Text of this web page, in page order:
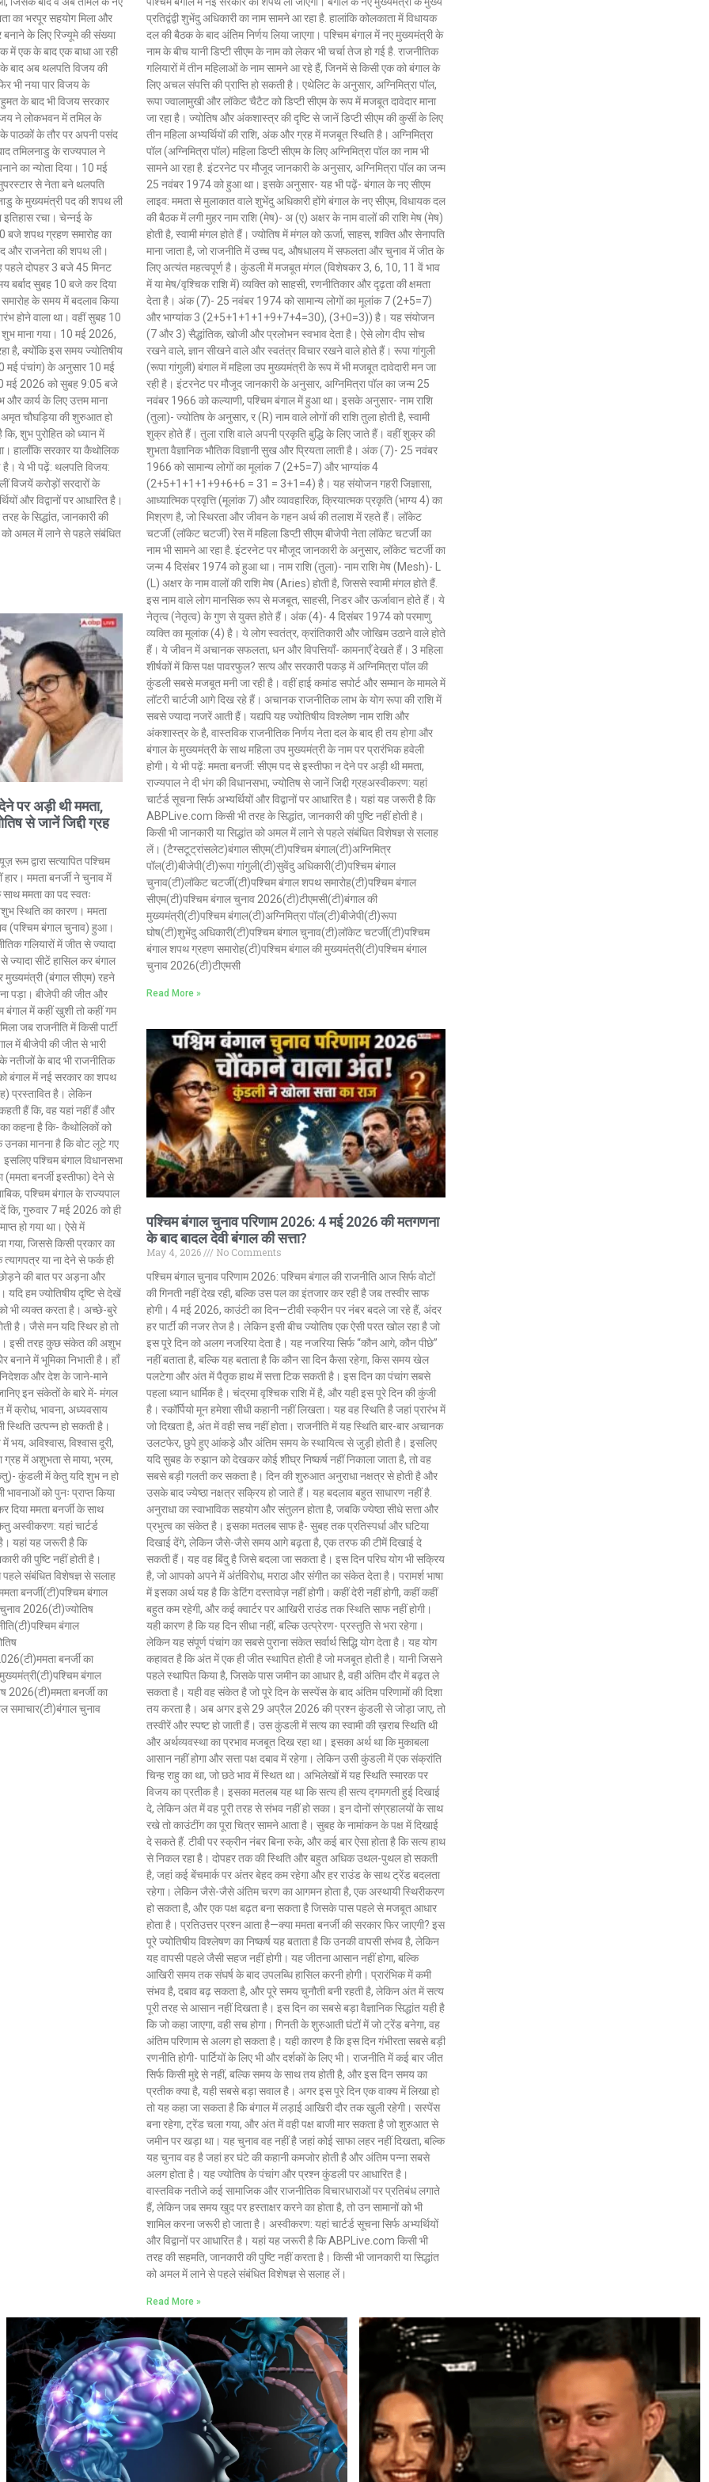
का भरपूर सहयोग मिला और
बनाने के लिए रिज्यूमे की संख्या
में एक के बाद एक बाधा आ रही
बाद अब थलपति विजय की
भी नया पार विजय के
के बाद भी विजय सरकार
ने लोकभवन में तमिल के
पाठकों के तौर पर अपनी पसंद
तमिलनाडु के राज्यपाल ने
का न्योता दिया। 10 मई
से नेता बने थलपति
के मुख्यमंत्री पद की शपथ ली
इतिहास रचा। चेन्नई के
बजे शपथ ग्रहण समारोह का
और राजनेता की शपथ ली।
पहले दोपहर 3 बजे 45 मिनट
बर्बाद सुबह 10 बजे कर दिया
के समय में बदलाव किया
होने वाला था। वहीं सुबह 10
माना गया। 10 मई 2026,
है, क्योंकि इस समय ज्योतिषीय
मई पंचांग) के अनुसार 10 मई
मई 2026 को सुबह 9:05 बजे
कार्य के लिए उत्तम माना
चौघड़िया की शुरुआत हो
कि, शुभ पुरोहित को ध्यान में
हालाँकि सरकार या कैथोलिक
है। ये भी पढ़ें: थलपति विजय:
विजयें करोड़ों सरदारों के
और विद्वानों पर आधारित है।
के सिद्धांत, जानकारी की
को अमल में लाने से पहले संबंधित
प्रतिद्वंद्वी शुभेंदु अधिकारी का नाम सामने आ रहा है. हालांकि कोलकाता में विधायक
दल की बैठक के बाद अंतिम निर्णय लिया जाएगा। पश्चिम बंगाल में नए मुख्यमंत्री के
नाम के बीच यानी डिप्टी सीएम के नाम को लेकर भी चर्चा तेज हो गई है. राजनीतिक
गलियारों में तीन महिलाओं के नाम सामने आ रहे हैं, जिनमें से किसी एक को बंगाल के
लिए अचल संपत्ति की प्राप्ति हो सकती है। एथेलिट के अनुसार, अग्निमित्रा पॉल,
रूपा ज्वालामुखी और लॉकेट चैटैट को डिप्टी सीएम के रूप में मजबूत दावेदार माना
जा रहा है। ज्योतिष और अंकशास्त्र की दृष्टि से जानें डिप्टी सीएम की कुर्सी के लिए
तीन महिला अभ्यर्थियों की राशि, अंक और ग्रह में मजबूत स्थिति है। अग्निमित्रा
पॉल (अग्निमित्रा पॉल) महिला डिप्टी सीएम के लिए अग्निमित्रा पॉल का नाम भी
सामने आ रहा है. इंटरनेट पर मौजूद जानकारी के अनुसार, अग्निमित्रा पॉल का जन्म
25 नवंबर 1974 को हुआ था। इसके अनुसार- यह भी पढ़ें- बंगाल के नए सीएम
लाइव: ममता से मुलाकात वाले शुभेंदु अधिकारी होंगे बंगाल के नए सीएम, विधायक दल
की बैठक में लगी मुहर नाम राशि (मेष)- अ (ए) अक्षर के नाम वालों की राशि मेष (मेष)
होती है, स्वामी मंगल होते हैं। ज्योतिष में मंगल को ऊर्जा, साहस, शक्ति और सेनापति
माना जाता है, जो राजनीति में उच्च पद, औषधालय में सफलता और चुनाव में जीत के
लिए अत्यंत महत्वपूर्ण है। कुंडली में मजबूत मंगल (विशेषकर 3, 6, 10, 11 वें भाव
में या मेष/वृश्चिक राशि में) व्यक्ति को साहसी, रणनीतिकार और दृढ़ता की क्षमता
देता है। अंक (7)- 25 नवंबर 1974 को सामान्य लोगों का मूलांक 7 (2+5=7)
और भाग्यांक 3 (2+5+1+1+1+9+7+4=30), (3+0=3)) है। यह संयोजन
(7 और 3) सैद्धांतिक, खोजी और प्रलोभन स्वभाव देता है। ऐसे लोग दीप सोच
रखने वाले, ज्ञान सीखने वाले और स्वतंत्र विचार रखने वाले होते हैं। रूपा गांगुली
(रूपा गांगुली) बंगाल में महिला उप मुख्यमंत्री के रूप में भी मजबूत दावेदारी मन जा
रही है। इंटरनेट पर मौजूद जानकारी के अनुसार, अग्निमित्रा पॉल का जन्म 25
नवंबर 1966 को कल्याणी, पश्चिम बंगाल में हुआ था। इसके अनुसार- नाम राशि
(तुला)- ज्योतिष के अनुसार, र (R) नाम वाले लोगों की राशि तुला होती है, स्वामी
शुक्र होते हैं। तुला राशि वाले अपनी प्रकृति बुद्धि के लिए जाते हैं। वहीं शुक्र की
शुभता वैज्ञानिक भौतिक विज्ञानी सुख और प्रियता लाती है। अंक (7)- 25 नवंबर
1966 को सामान्य लोगों का मूलांक 7 (2+5=7) और भाग्यांक 4
(2+5+1+1+1+9+6+6 = 31 = 3+1=4) है। यह संयोजन गहरी जिज्ञासा,
आध्यात्मिक प्रवृत्ति (मूलांक 7) और व्यावहारिक, क्रियात्मक प्रकृति (भाग्य 4) का
मिश्रण है, जो स्थिरता और जीवन के गहन अर्थ की तलाश में रहते हैं। लॉकेट
चटर्जी (लॉकेट चटर्जी) रेस में महिला डिप्टी सीएम बीजेपी नेता लॉकेट चटर्जी का
नाम भी सामने आ रहा है. इंटरनेट पर मौजूद जानकारी के अनुसार, लॉकेट चटर्जी का
जन्म 4 दिसंबर 1974 को हुआ था। नाम राशि (तुला)- नाम राशि मेष (Mesh)- L
(L) अक्षर के नाम वालों की राशि मेष (Aries) होती है, जिससे स्वामी मंगल होते हैं.
इस नाम वाले लोग मानसिक रूप से मजबूत, साहसी, निडर और ऊर्जावान होते हैं। ये
नेतृत्व (नेतृत्व) के गुण से युक्त होते हैं। अंक (4)- 4 दिसंबर 1974 को परमाणु
व्यक्ति का मूलांक (4) है। ये लोग स्वतंत्र, क्रांतिकारी और जोखिम उठाने वाले होते
हैं। ये जीवन में अचानक सफलता, धन और विपत्तियाँ- कामनाएँ देखते हैं। 3 महिला
शीर्षकों में किस पक्ष पावरफुल? सत्य और सरकारी पकड़ में अग्निमित्रा पॉल की
कुंडली सबसे मजबूत मनी जा रही है। वहीं हाई कमांड सपोर्ट और सम्मान के मामले में
लॉटरी चार्टजी आगे दिख रहे हैं। अचानक राजनीतिक लाभ के योग रूपा की राशि में
सबसे ज्यादा नजरें आती हैं। यद्यपि यह ज्योतिषीय विश्लेष्ण नाम राशि और
अंकशास्त्र के है, वास्तविक राजनीतिक निर्णय नेता दल के बाद ही तय होगा और
बंगाल के मुख्यमंत्री के साथ महिला उप मुख्यमंत्री के नाम पर प्रारंभिक हवेली
होगी। ये भी पढ़ें: ममता बनर्जी: सीएम पद से इस्तीफा न देने पर अड़ी थी ममता,
राज्यपाल ने दी भंग की विधानसभा, ज्योतिष से जानें जिद्दी ग्रहअस्वीकरण: यहां
चार्टर्ड सूचना सिर्फ अभ्यर्थियों और विद्वानों पर आधारित है। यहां यह जरूरी है कि
ABPLive.com किसी भी तरह के सिद्धांत, जानकारी की पुष्टि नहीं होती है।
किसी भी जानकारी या सिद्धांत को अमल में लाने से पहले संबंधित विशेषज्ञ से सलाह
लें। (टैग्सटूट्रांसलेट)बंगाल सीएम(टी)पश्चिम बंगाल(टी)अग्निमित्र
पॉल(टी)बीजेपी(टी)रूपा गांगुली(टी)सुवेंदु अधिकारी(टी)पश्चिम बंगाल
चुनाव(टी)लॉकेट चटर्जी(टी)पश्चिम बंगाल शपथ समारोह(टी)पश्चिम बंगाल
सीएम(टी)पश्चिम बंगाल चुनाव 2026(टी)टीएमसी(टी)बंगाल की
मुख्यमंत्री(टी)पश्चिम बंगाल(टी)अग्निमित्रा पॉल(टी)बीजेपी(टी)रूपा
घोष(टी)शुभेंदु अधिकारी(टी)पश्चिम बंगाल चुनाव(टी)लॉकेट चटर्जी(टी)पश्चिम
बंगाल शपथ ग्रहण समारोह(टी)पश्चिम बंगाल की मुख्यमंत्री(टी)पश्चिम बंगाल
चुनाव 2026(टी)टीएमसी
Read More »
पर अड़ी थी ममता,
से जानें जिद्दी ग्रह
रूम द्वारा सत्यापित पश्चिम
हार। ममता बनर्जी ने चुनाव में
ममता का पद स्वतः
स्थिति का कारण। ममता
(पश्चिम बंगाल चुनाव) हुआ।
गलियारों में जीत से ज्यादा
ज्यादा सीटें हासिल कर बंगाल
मुख्यमंत्री (बंगाल सीएम) रहने
पड़ा। बीजेपी की जीत और
बंगाल में कहीं खुशी तो कहीं गम
जब राजनीति में किसी पार्टी
में बीजेपी की जीत से भारी
नतीजों के बाद भी राजनीतिक
बंगाल में नई सरकार का शपथ
प्रस्तावित है। लेकिन
हैं कि, वह यहां नहीं हैं और
कहना है कि- कैथोलिकों को
उनका मानना ​​है कि वोट लूटे गए
पश्चिम बंगाल विधानसभा
(ममता बनर्जी इस्तीफा) देने से
पश्चिम बंगाल के राज्यपाल
कि, गुरुवार 7 मई 2026 को ही
हो गया था। ऐसे में
गया, जिससे किसी प्रकार का
या ना देने से फर्क ही
की बात पर अड़ना और
यदि हम ज्योतिषीय दृष्टि से देखें
भी व्यक्त करता है। अच्छे-बुरे
है। जैसे मन यदि स्थिर हो तो
इसी तरह कुछ संकेत की अशुभ
बनाने में भूमिका निभाती है। हाँ
निदेशक और देश के जाने-माने
जानिए इन संकेतों के बारे में- मंगल
क्रोध, भावना, अध्यवसाय
स्थिति उत्पन्न हो सकती है।
भय, अविश्वास, विश्वास दूरी,
ग्रह में अशुभता से माया, भ्रम,
कुंडली में केतु यदि शुभ न हो
भावनाओं को पुनः प्राप्त किया
दिया ममता बनर्जी के साथ
अस्वीकरण: यहां चार्टर्ड
है। यहां यह जरूरी है कि
की पुष्टि नहीं होती है।
पहले संबंधित विशेषज्ञ से सलाह
बनर्जी(टी)पश्चिम बंगाल
2026(टी)ज्योतिष
बंगाल
बनर्जी का
बंगाल
2026(टी)ममता बनर्जी का
समाचार(टी)बंगाल चुनाव
पश्चिम बंगाल चुनाव परिणाम 2026: 4 मई 2026 की मतगणना
के बाद बादल देवी बंगाल की सत्ता?
May 4, 2026
No Comments
पश्चिम बंगाल चुनाव परिणाम 2026: पश्चिम बंगाल की राजनीति आज सिर्फ वोटों
की गिनती नहीं देख रही, बल्कि उस पल का इंतजार कर रही है जब तस्वीर साफ
होगी। 4 मई 2026, काउंटी का दिन—टीवी स्क्रीन पर नंबर बदले जा रहे हैं, अंदर
हर पार्टी की नजर तेज है। लेकिन इसी बीच ज्योतिष एक ऐसी परत खोल रहा है जो
इस पूरे दिन को अलग नजरिया देता है। यह नजरिया सिर्फ “कौन आगे, कौन पीछे”
नहीं बताता है, बल्कि यह बताता है कि कौन सा दिन कैसा रहेगा, किस समय खेल
पलटेगा और अंत में पैतृक हाथ में सत्ता टिक सकती है। इस दिन का पंचांग सबसे
पहला ध्यान धार्मिक है। चंद्रमा वृश्चिक राशि में है, और यही इस पूरे दिन की कुंजी
है। स्कॉर्पियो मून हमेशा सीधी कहानी नहीं लिखता। यह वह स्थिति है जहां प्रारंभ में
जो दिखता है, अंत में वही सच नहीं होता। राजनीति में यह स्थिति बार-बार अचानक
उलटफेर, छुपे हुए आंकड़े और अंतिम समय के स्थायित्व से जुड़ी होती है। इसलिए
यदि सुबह के रुझान को देखकर कोई शीघ्र निष्कर्ष नहीं निकाला जाता है, तो वह
सबसे बड़ी गलती कर सकता है। दिन की शुरुआत अनुराधा नक्षत्र से होती है और
उसके बाद ज्येष्ठा नक्षत्र सक्रिय हो जाते हैं। यह बदलाव बहुत साधारण नहीं है.
अनुराधा का स्वाभाविक सहयोग और संतुलन होता है, जबकि ज्येष्ठा सीधे सत्ता और
प्रभुत्व का संकेत है। इसका मतलब साफ है- सुबह तक प्रतिस्पर्धा और घटिया
दिखाई देंगे, लेकिन जैसे-जैसे समय आगे बढ़ता है, एक तरफ की टीमें दिखाई दे
सकती हैं। यह वह बिंदु है जिसे बदला जा सकता है। इस दिन परिघ योग भी सक्रिय
है, जो आपको अपने में अंर्तविरोध, मराठा और संगीत का संकेत देता है। परामर्श भाषा
में इसका अर्थ यह है कि डेटिंग दस्तावेज़ नहीं होगी। कहीं देरी नहीं होगी, कहीं कहीं
बहुत कम रहेगी, और कई क्वार्टर पर आखिरी राउंड तक स्थिति साफ नहीं होगी।
यही कारण है कि यह दिन सीधा नहीं, बल्कि उत्प्रेरण- प्रस्तुति से भरा रहेगा।
लेकिन यह संपूर्ण पंचांग का सबसे पुराना संकेत सर्वार्थ सिद्धि योग देता है। यह योग
कहावत है कि अंत में एक ही जीत स्थापित होती है जो मजबूत होती है। यानी जिसने
पहले स्थापित किया है, जिसके पास जमीन का आधार है, वही अंतिम दौर में बढ़त ले
सकता है। यही वह संकेत है जो पूरे दिन के सस्पेंस के बाद अंतिम परिणामों की दिशा
तय करता है। अब अगर इसे 29 अप्रैल 2026 की प्रश्न कुंडली से जोड़ा जाए, तो
तस्वीरें और स्पष्ट हो जाती हैं। उस कुंडली में सत्य का स्वामी की ख़राब स्थिति थी
और अर्थव्यवस्था का प्रभाव मजबूत दिख रहा था। इसका अर्थ था कि मुकाबला
आसान नहीं होगा और सत्ता पक्ष दबाव में रहेगा। लेकिन उसी कुंडली में एक संक्रांति
चिन्ह राहु का था, जो छठे भाव में स्थित था। अभिलेखों में यह स्थिति स्मारक पर
विजय का प्रतीक है। इसका मतलब यह था कि सत्य ही सत्य द्गमगती हुई दिखाई
दे, लेकिन अंत में वह पूरी तरह से संभव नहीं हो सका। इन दोनों संग्रहालयों के साथ
रखे तो काउंटींग का पूरा चित्र सामने आता है। सुबह के नामांकन के पक्ष में दिखाई
दे सकते हैं. टीवी पर स्क्रीन नंबर बिना रुके, और कई बार ऐसा होता है कि सत्य हाथ
से निकल रहा है। दोपहर तक की स्थिति और बहुत अधिक उथल-पुथल हो सकती
है, जहां कई बेंचमार्क पर अंतर बेहद कम रहेगा और हर राउंड के साथ ट्रेंड बदलता
रहेगा। लेकिन जैसे-जैसे अंतिम चरण का आगमन होता है, एक अस्थायी स्थिरीकरण
हो सकता है, और एक पक्ष बढ़त बना सकता है जिसके पास पहले से मजबूत आधार
होता है। प्रतिउत्तर प्रश्न आता है—क्या ममता बनर्जी की सरकार फिर जाएगी? इस
पूरे ज्योतिषीय विश्लेषण का निष्कर्ष यह बताता है कि उनकी वापसी संभव है, लेकिन
यह वापसी पहले जैसी सहज नहीं होगी। यह जीतना आसान नहीं होगा, बल्कि
आखिरी समय तक संघर्ष के बाद उपलब्धि हासिल करनी होगी। प्रारंभिक में कमी
संभव है, दबाव बढ़ सकता है, और पूरे समय चुनौती बनी रहती है, लेकिन अंत में सत्य
पूरी तरह से आसान नहीं दिखता है। इस दिन का सबसे बड़ा वैज्ञानिक सिद्धांत यही है
कि जो कहा जाएगा, वही सच होगा। गिनती के शुरुआती घंटों में जो ट्रेंड बनेगा, वह
अंतिम परिणाम से अलग हो सकता है। यही कारण है कि इस दिन गंभीरता सबसे बड़ी
रणनीति होगी- पार्टियों के लिए भी और दर्शकों के लिए भी। राजनीति में कई बार जीत
सिर्फ किसी मुद्दे से नहीं, बल्कि समय के साथ तय होती है, और इस दिन समय का
प्रतीक क्या है, यही सबसे बड़ा सवाल है। अगर इस पूरे दिन एक वाक्य में लिखा हो
तो यह कहा जा सकता है कि बंगाल में लड़ाई आखिरी दौर तक खुली रहेगी। सस्पेंस
बना रहेगा, ट्रेंड चला गया, और अंत में वही पक्ष बाजी मार सकता है जो शुरुआत से
जमीन पर खड़ा था। यह चुनाव वह नहीं है जहां कोई साफा लहर नहीं दिखता, बल्कि
यह चुनाव वह है जहां हर घंटे की कहानी कमजोर होती है और अंतिम पन्ना सबसे
अलग होता है। यह ज्योतिष के पंचांग और प्रश्न कुंडली पर आधारित है।
वास्तविक नतीजे कई सामाजिक और राजनीतिक विचारधाराओं पर प्रतिबंध लगाते
हैं, लेकिन जब समय खुद पर हस्ताक्षर करने का होता है, तो उन सामानों को भी
शामिल करना जरूरी हो जाता है। अस्वीकरण: यहां चार्टर्ड सूचना सिर्फ अभ्यर्थियों
और विद्वानों पर आधारित है। यहां यह जरूरी है कि ABPLive.com किसी भी
तरह की सहमति, जानकारी की पुष्टि नहीं करता है। किसी भी जानकारी या सिद्धांत
को अमल में लाने से पहले संबंधित विशेषज्ञ से सलाह लें।
Read More »
August 7, 2026 / 11:23 am
शेयर करें -
August 7, 2026 /
10:02 am
शेयर करें -
कुंद्रा को
करोड़ रुपए
केस में
pm
Jansarokar Bharat
सुप्रीम कोर्ट के हस्तक्षेप के बाद
एआर रहमान झुके:‘वीरा राजा वीरा’
में जूनियर डागर ब्रदर्स को क्रेडिट
देंगे; कॉपीराइट विवाद…
February 20, 2026 / 5:37 pm
शेयर करें -